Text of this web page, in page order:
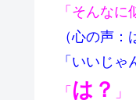
「そんな
（心の声：
「いいじ
「 は？ 」